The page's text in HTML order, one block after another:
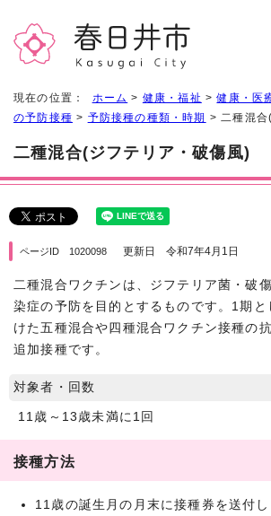
現在の位置： ホーム > 健康・福祉 >健康・医
の予防接種 > 予防接種の種類・時期 > 二種混
二種混合(ジフテリア・破傷風)
ページID 1020098 更新日 令和7年4月1日
二種混合ワクチンは、ジフテリア菌・破
染症の予防を目的とするものです。1期と
けた五種混合や四種混合ワクチン接種の
追加接種です。
対象者・回数
11歳～13歳未満に1回
接種方法
11歳の誕生月の月末に接種券を送付